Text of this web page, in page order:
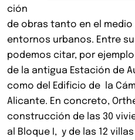
ción
de obras tanto en el
entornos urbanos. Entre
podemos citar, por
de la antigua Estación de
como del Edificio de la
Alicante. En concreto,
construcción de las 30
al Bloque I, y de las 12